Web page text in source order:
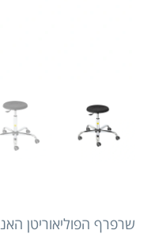
שרפרף הפוליאוריטן